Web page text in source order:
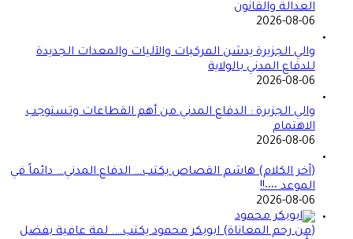
العدالة والقانون
2026-08-06
والي الجزيرة يدشن المركبات والآليات والمعدات الجديدة
للدفاع المدني بالولاية
2026-08-06
والي الجزيرة : الدفاع المدني من أهم القطاعات وتستوجب
الاهتمام
2026-08-06
(آخر الكلام) هاشم القصاص يكتب… الدفاع المدني… دائماً في
الموعد ٠٠٠٠!!
2026-08-06
(من رحم المعاناة) ابوبكر محمود يكتب…. لمة عافية بفضل